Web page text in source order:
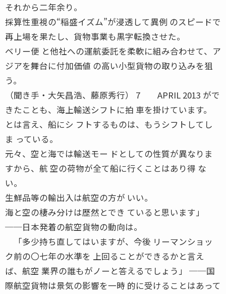
それから二年余り。
採算性重視の“稲盛イズム”が浸透して異例 のスピードで
再上場を果たし、貨物事業も黒字転換させた。
ベリー便 と他社への運航委託を柔軟に組み合わせて、ア
ジアを舞台に付加価値 の高い小型貨物の取り込みを狙
う。
（聞き手・大矢昌浩、藤原秀行） 7 APRIL 2013 がで
きたことも、海上輸送シフトに拍 車を掛けています。
とは言え、船にシ フトするものは、もうシフトしてし
ま っている。
元々、空と海では輸送モー ドとしての性質が異なりま
すから、航 空の荷物が全て船に行くことはあり得 な
い。
生鮮品等の輸出入は航空の方が いい。
海と空の棲み分けは歴然とでき ていると思います」
──日本発着の航空貨物の動向は。
「多少持ち直してはいますが、今後 リーマンショッ
ク前の〇七年の水準を 上回ることができるかと言え
ば、航空 業界の誰もがノーと答えるでしょう」 ──国
際航空貨物は景気の影響を一時 的に受けることはあって